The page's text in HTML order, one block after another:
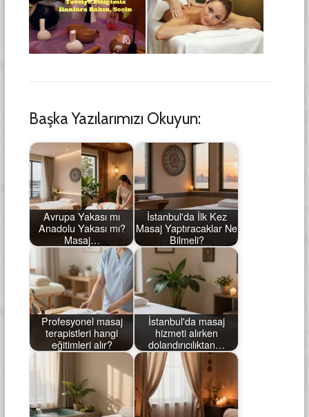
Başka Yazılarımızı Okuyun:
Avrupa Yakası mı
Anadolu Yakası mı?
Masaj…
İstanbul'da İlk Kez
Masaj Yaptıracaklar Ne
Bilmeli?
Profesyonel masaj
terapistleri hangi
eğitimleri alır?
İstanbul'da masaj
hizmeti alırken
dolandırıcılıktan…